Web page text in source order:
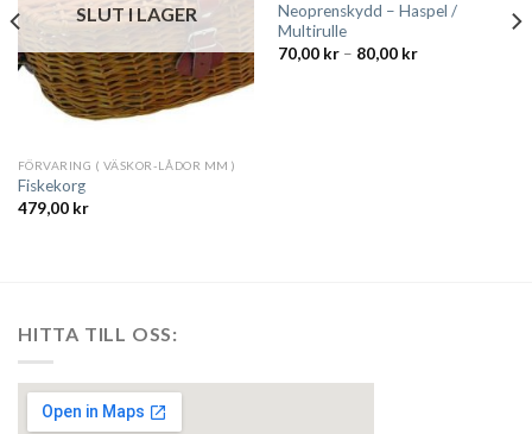
SLUT I LAGER
FÖRVARING ( VÄSKOR-LÅDOR MM )
Fiskekorg
479,00 kr
Neoprenskydd – Haspel /
Multirulle
70,00 kr – 80,00 krPrisintervall:
HITTA TILL OSS: